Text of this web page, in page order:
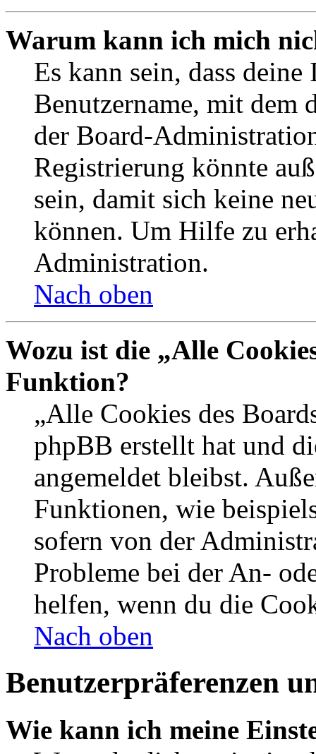
Warum kann ich mich
Es kann sein, dass
Benutzername, mit dem
der Board-
Registrierung könnte
sein, damit sich keine
können. Um Hilfe zu
Administration.
Nach oben
Wozu ist die „Alle
Funktion?
„Alle Cookies des
phpBB erstellt hat und
angemeldet bleibst.
Funktionen, wie
sofern von der
Probleme bei der An-
helfen, wenn du die
Nach oben
Benutzerpräferenzen
Wie kann ich meine